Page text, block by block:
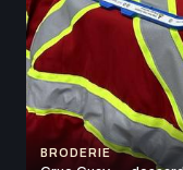
BRODERIE